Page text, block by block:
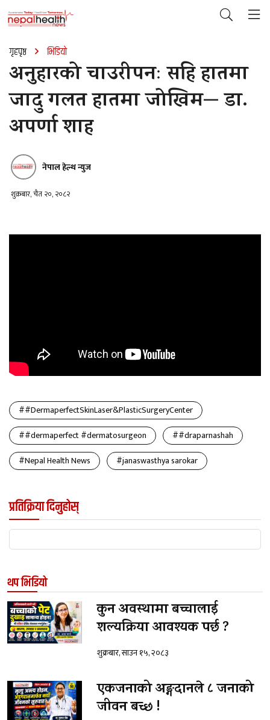
गृहपृष्ठ भिडियो
अनुहारको चाउरीपनः सहि हातमा
जादु गलत हातमा जोखिम— डा.
अपर्णा शाह
नेपाल हेल्थ न्युज
शुक्रबार, चैत २०, २०८२
##DermaperfectSkinLaser&PlasticSurgeryCenter
##dermaperfect #dermatosurgeon
##draparnashah
#Nepal Health News
#janaswasthya sarokar
प्रतिक्रिया दिनुहोस्
थप भिडियो
कुन अवस्थामा बच्चालाई
शल्यक्रिया आवश्यक पर्छ ?
शुक्रबार, साउन १५, २०८३
एकजनाको अङ्गदानले ८ जनाको
जीवन बच्छ !